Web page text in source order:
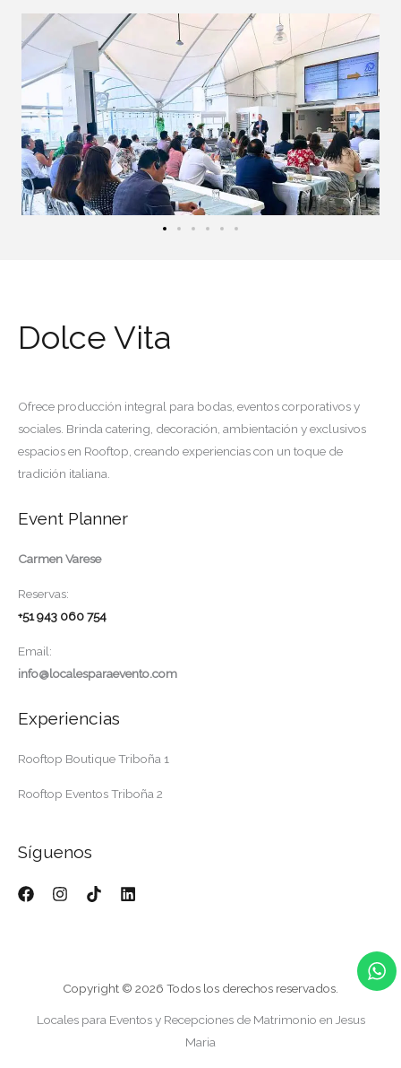
Dolce Vita
Ofrece producción integral para bodas, eventos corporativos y
sociales. Brinda catering, decoración, ambientación y exclusivos
espacios en Rooftop, creando experiencias con un toque de
tradición italiana.
Event Planner
Carmen Varese
Reservas:
+51 943 060 754
Email:
info@localesparaevento.com
Experiencias
Rooftop Boutique Triboña 1
Rooftop Eventos Triboña 2
Síguenos
Copyright © 2026 Todos los derechos reservados.
Locales para Eventos y Recepciones de Matrimonio en Jesus
Maria